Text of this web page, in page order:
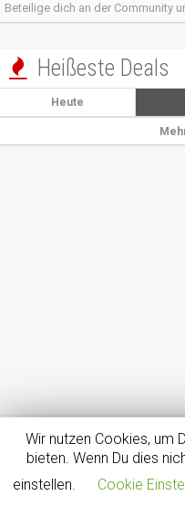
Beteilige dich an der Community
 Heißeste Deals
Heute
Impressum
Girokontenvergleich – Bis
Wir nutzen Cookies, um
bieten. Wenn Du dies
einstellen.
Cookie